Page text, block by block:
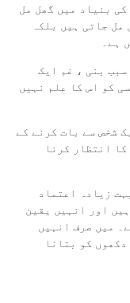
بنیاد میں گھل مل
جاتی ہیں بلکہ
ہے۔
بنی ، غم ایک
کو اس کا علم نہیں
شخص سے بات کرنے کے
انتظار کرنا
زیادہ اعتماد
اور انہیں یقین
میں صرف انہیں
کو بتانا